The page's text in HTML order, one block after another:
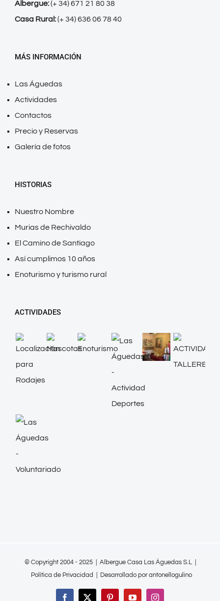
Albergue:(+ 34) 671 21 80 38
Casa Rural:(+ 34) 636 06 78 40
MÁS INFORMACIÓN
Las Águedas
Actividades
Contactos
Precio y Reservas
Galería de fotos
HISTORIAS
Nuestro Nombre
Murias de Rechivaldo
El Camino de Santiago
Así cumplimos 10 años
Enoturismo y turismo rural
ACTIVIDADES
© Copyright 2004 - 2025 | Albergue Casa Las Águedas S.L
Política de Privacidad
| Desarrollado porantonellogulino